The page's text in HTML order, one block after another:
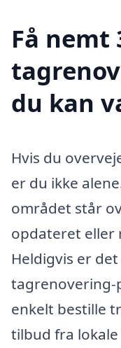
Få nemt
du kan
Hvis du
er du ikke
området står
opdateret eller
Heldigvis er
tagrenovering-
enkelt bestille
tilbud fra